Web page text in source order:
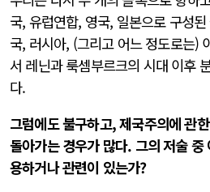
국, 유럽연합, 영국, 일본으로 구성
국, 러시아, (그리고 어느 정도로는)
서 레닌과 룩셈부르크의 시대 이후
다.
그럼에도 불구하고, 제국주의에 관
돌아가는 경우가 많다. 그의 저술
용하거나 관련이 있는가?